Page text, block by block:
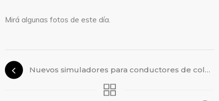
Mirá algunas fotos de este día.
Nuevos simuladores para conductores de colectivos